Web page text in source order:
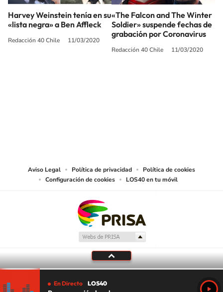
Harvey Weinstein tenía en su
«lista negra» a Ben Affleck
Redacción 40 Chile 11/03/2020
«The Falcon and The Winter
Soldier» suspende fechas de
grabación por Coronavirus
Redacción 40 Chile 11/03/2020
Aviso Legal Política de privacidad
Política de cookies
Configuración de cookies
LOS40 en tu móvil
En Directo LOS40